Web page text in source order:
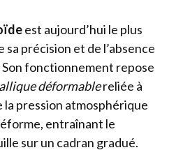
est aujourd’hui le plus
sa précision et de l’absence
fonctionnement repose
déformablereliée à
la pression atmosphérique
entraînant le
sur un cadran gradué.